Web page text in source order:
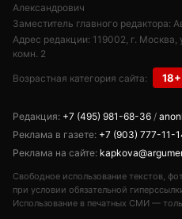
Александрович
Заместитель главного редактора:
Адрес редакции: 119002, г. Москва,
комн. 2
Возрастная категория сайта: 18+
Редакция: +7 (495) 981-68-36 /
Реклама в газете: +7 (903) 777-11-
Реклама на сайте:
Свободное использование текстов,
при условии обязательной
Использование в печатных СМИ —